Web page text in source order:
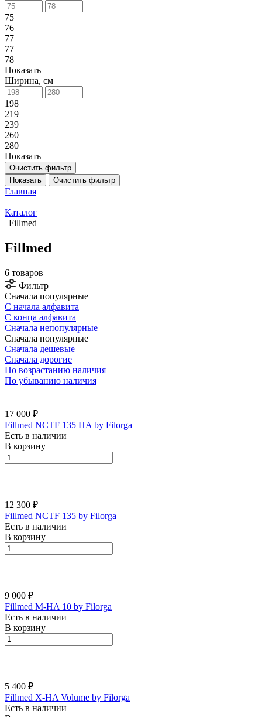
75
76
77
77
78
Показать
Ширина, см
198
219
239
260
280
Показать
Очистить фильтр
Показать
Очистить фильтр
Главная
Каталог
Fillmed
Fillmed
6 товаров
Фильтр
Сначала популярные
С начала алфавита
С конца алфавита
Сначала непопулярные
Сначала популярные
Сначала дешевые
Сначала дорогие
По возрастанию наличия
По убыванию наличия
17 000 ₽
Fillmed NCTF 135 HA by Filorga
Есть в наличии
В корзину
12 300 ₽
Fillmed NCTF 135 by Filorga
Есть в наличии
В корзину
9 000 ₽
Fillmed M-HA 10 by Filorga
Есть в наличии
В корзину
5 400 ₽
Fillmed X-HA Volume by Filorga
Есть в наличии